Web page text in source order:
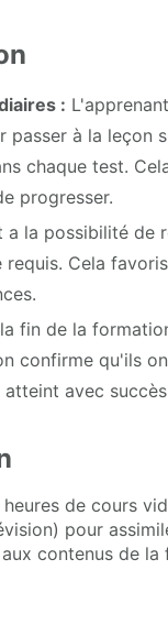
:
passer à la leçon
chaque test.
progresser.
a la possibilité de
Cela
fin de la
confirme qu'ils
avec
de cours
pour
aux contenus de